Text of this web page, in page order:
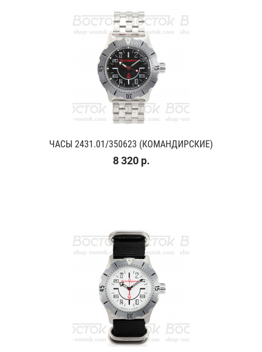
ЧАСЫ 2431.01/350623 (КОМАНДИРСКИЕ)
8 320 р.